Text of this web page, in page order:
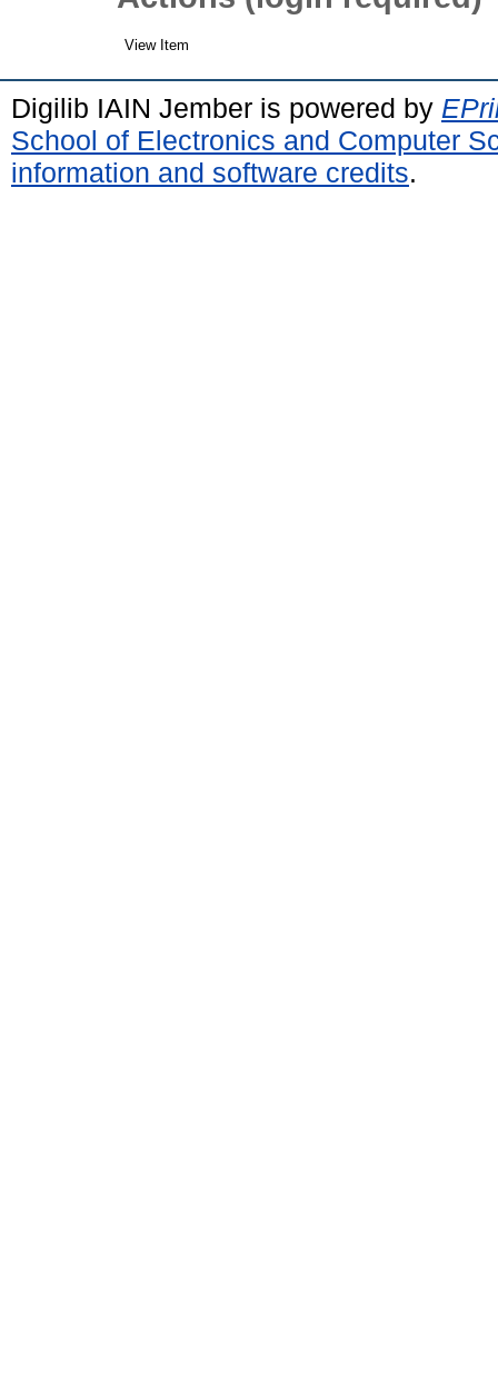
View Item
Digilib IAIN Jember is powered by
School of Electronics and Computer
information and software credits.